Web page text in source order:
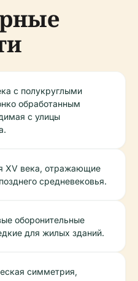
с полукруглыми
обработанным
с улицы
XV века, отражающие
средневековья.
оборонительные
для жилых зданий.
симметрия,